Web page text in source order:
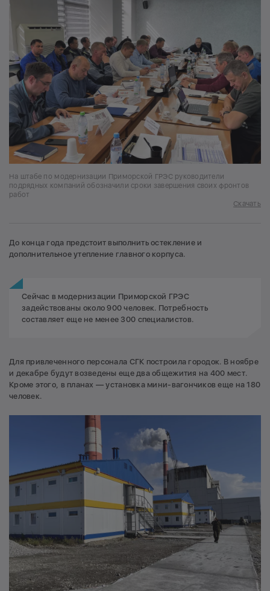
На штабе по модернизации Приморской ГРЭС руководители
подрядных компаний обозначили сроки завершения своих фронтов
работ
Скачать
До конца года предстоит выполнить остекление и
дополнительное утепление главного корпуса.
Сейчас в модернизации Приморской ГРЭС
задействованы около 900 человек. Потребность
составляет еще не менее 300 специалистов.
Для привлеченного персонала СГК построила городок. В ноябре
и декабре будут возведены еще два общежития на 400 мест.
Кроме этого, в планах — установка мини-вагончиков еще на 180
человек.